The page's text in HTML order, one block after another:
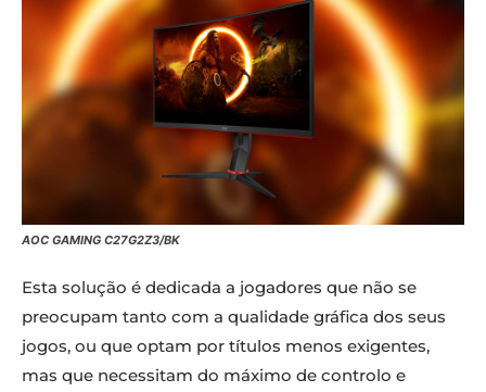
AOC GAMING C27G2Z3/BK
Esta solução é dedicada a jogadores que não se
preocupam tanto com a qualidade gráfica dos seus
jogos, ou que optam por títulos menos exigentes,
mas que necessitam do máximo de controlo e